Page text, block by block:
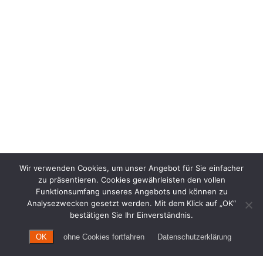
Wir verwenden Cookies, um unser Angebot für Sie einfacher
zu präsentieren. Cookies gewährleisten den vollen
Funktionsumfang unseres Angebots und können zu
Analysezwecken gesetzt werden. Mit dem Klick auf „OK“
bestätigen Sie Ihr Einverständnis.
OK ohne Cookies fortfahren Datenschutzerklärung